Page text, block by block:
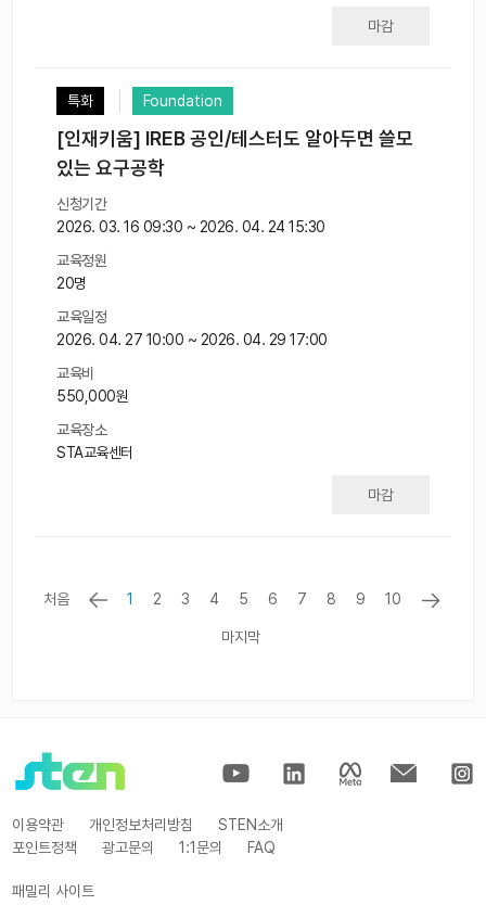
마감
특화 Foundation
[인재키움] IREB 공인/테스터도 알아두면 쓸모
있는 요구공학
신청기간
2026. 03. 16 09:30 ~ 2026. 04. 24 15:30
교육정원
20명
교육일정
2026. 04. 27 10:00 ~ 2026. 04. 29 17:00
교육비
550,000원
교육장소
STA교육센터
마감
처음 1 2 3 4 5 6 7 8 9 10
마지막
이용약관 개인정보처리방침
STEN소개
포인트정책
광고문의 1:1문의 FAQ
패밀리 사이트